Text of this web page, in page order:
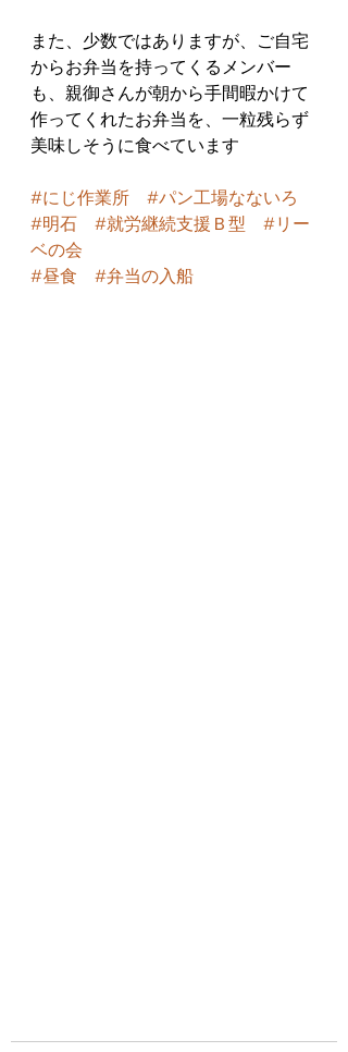
また、少数ではありますが、ご自宅
からお弁当を持ってくるメンバー
も、親御さんが朝から手間暇かけて
作ってくれたお弁当を、一粒残らず
美味しそうに食べています
#にじ作業所
#パン工場なないろ
#明石
#就労継続支援Ｂ型
#リー
ベの会
#昼食
#弁当の入船